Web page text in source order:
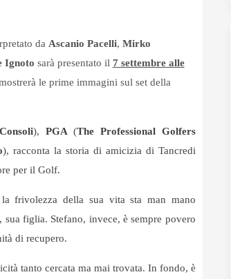
da Ascanio Pacelli, Mirko
Ignoto sarà presentato il 7 settembre alle
le prime immagini sul set della
), PGA (The Professional Golfers
), racconta la storia di amicizia di Tancredi
per il Golf.
frivolezza della sua vita sta man mano
figlia. Stefano, invece, è sempre povero
di recupero.
tanto cercata ma mai trovata. In fondo, è